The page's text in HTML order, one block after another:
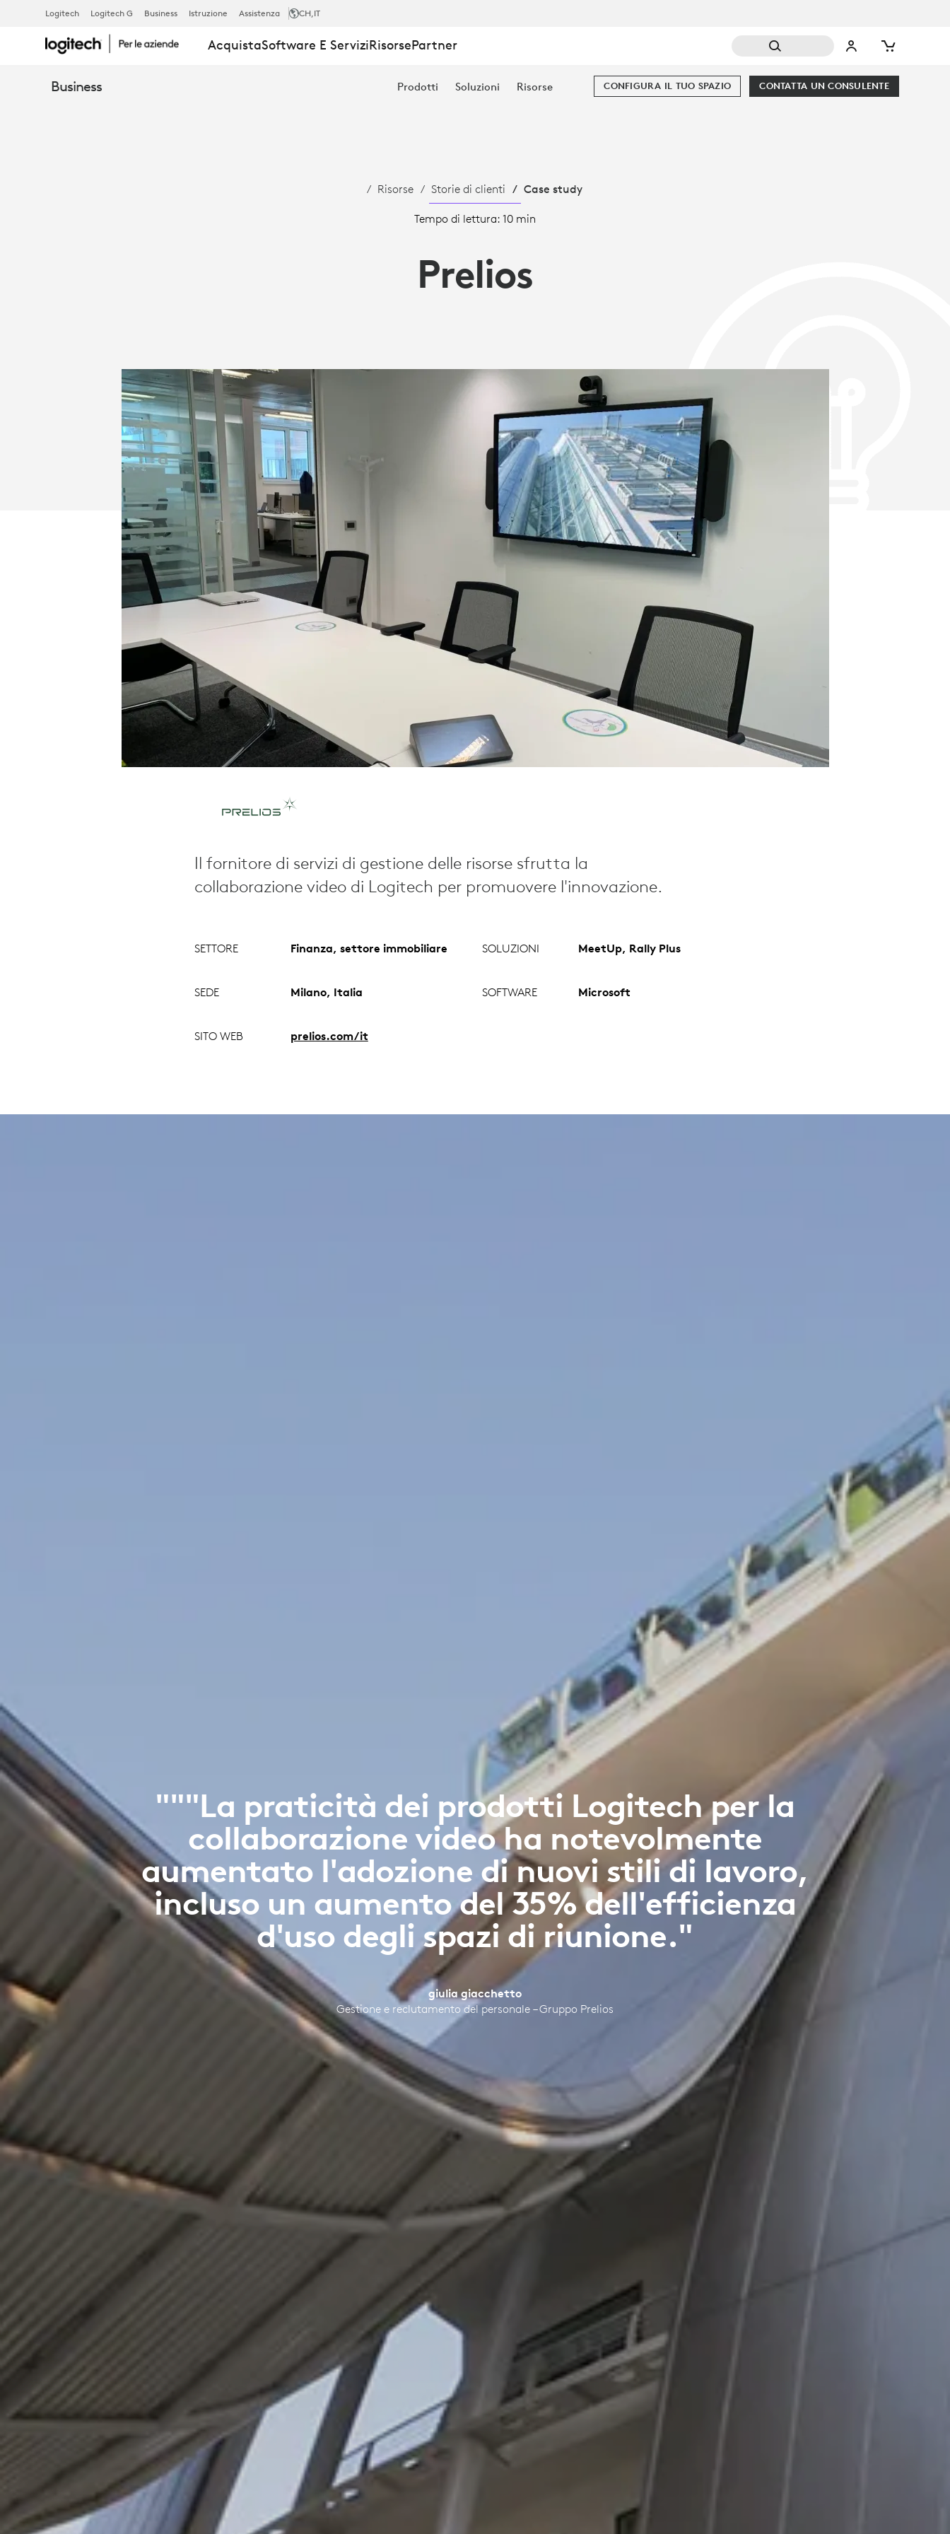
CASE
STUDY
VIDEOCONFERENZE
Logitech Logitech G Business Istruzione Assistenza CH,IT
AcquistaSoftware E ServiziRisorsePartner
Business Prodotti Soluzioni Risorse CONTATTA UN CONSULENTE
CONFIGURA IL TUO SPAZIO
Risorse Storie di clienti Case study
Tempo di lettura: 10 min
Prelios
Il fornitore di servizi di gestione delle risorse sfrutta la
collaborazione video di Logitech per promuovere l'innovazione.
SETTORE Finanza, settore immobiliare SOLUZIONI MeetUp, Rally Plus
SEDE Milano, Italia SOFTWARE Microsoft
SITO WEB prelios.com/it
"""La praticità dei prodotti Logitech per la
collaborazione video ha notevolmente
aumentato l'adozione di nuovi stili di lavoro,
incluso un aumento del 35% dell'efficienza
d'uso degli spazi di riunione."
giulia giacchetto
Gestione e reclutamento del personale – Gruppo Prelios